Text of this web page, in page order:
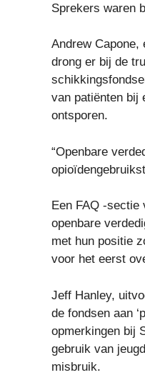
Sprekers waren
Andrew
drong er bij de
van patiënten bij
ontsporen.
“Openbare
Een FAQ -sectie
openbare
met hun positie
voor het eerst
Jeff Hanley,
de fondsen aan
opmerkingen bij
gebruik van
misbruik.